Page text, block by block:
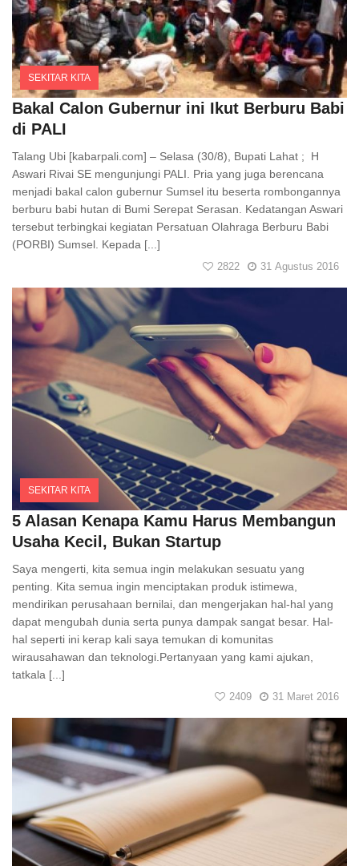
SEKITAR KITA
Comments
Bakal Calon Gubernur ini Ikut Berburu Babi
di PALI
Talang Ubi [kabarpali.com] – Selasa (30/8), Bupati Lahat ; H
Aswari Rivai SE mengunjungi PALI. Pria yang juga berencana
menjadi bakal calon gubernur Sumsel itu beserta rombongannya
berburu babi hutan di Bumi Serepat Serasan. Kedatangan Aswari
tersebut terbingkai kegiatan Persatuan Olahraga Berburu Babi
(PORBI) Sumsel. Kepada [...]
31 Agustus 2016
2822
SEKITAR KITA
Comments
5 Alasan Kenapa Kamu Harus Membangun
Usaha Kecil, Bukan Startup
Saya mengerti, kita semua ingin melakukan sesuatu yang
penting. Kita semua ingin menciptakan produk istimewa,
mendirikan perusahaan bernilai, dan mengerjakan hal-hal yang
dapat mengubah dunia serta punya dampak sangat besar. Hal-
hal seperti ini kerap kali saya temukan di komunitas
wirausahawan dan teknologi.Pertanyaan yang kami ajukan,
tatkala [...]
31 Maret 2016
2409